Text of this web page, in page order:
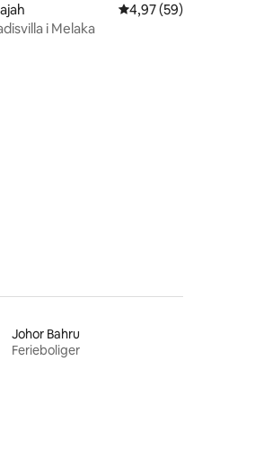
bedømmelse, 10 omtaler
4,97 ud af 5 i
4,97 (59)
i Melaka
Johor Bahru
Ferieboliger